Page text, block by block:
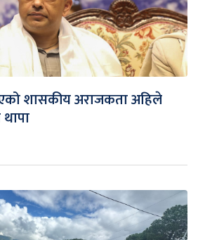
शासकीय अराजकता अहिले